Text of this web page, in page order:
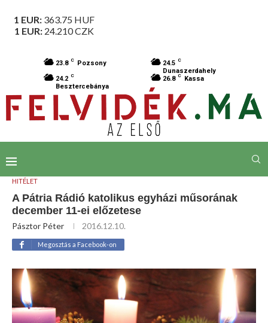
1 EUR: 363.75 HUF
1 EUR: 24.210CZK
23.8 C Pozsony 24.5 C
Dunaszerdahely
24.2 C
Besztercebánya
26.8 C Kassa
HITÉLET
A Pátria Rádió katolikus egyházi műsorának
december 11-ei előzetese
Pásztor Péter 2016.12.10.
Megosztás a Facebook-on